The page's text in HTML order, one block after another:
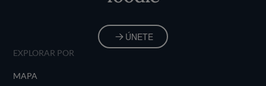
ÚNETE
EXPLORAR POR
MAPA